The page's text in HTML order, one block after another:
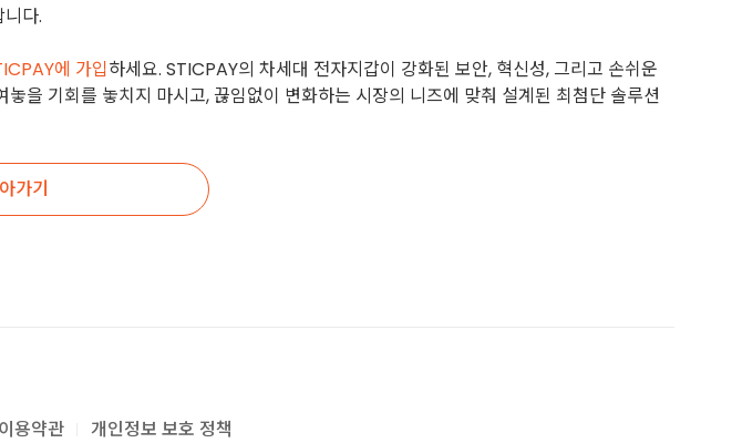
다.
에 가입하세요. STICPAY의 차세대 전자지갑이 강화된 보안, 혁신성, 그리고 손쉬운
을 기회를 놓치지 마시고, 끊임없이 변화하는 시장의 니즈에 맞춰 설계된 최첨단 솔루션
가기
이용약관 개인정보 보호 정책